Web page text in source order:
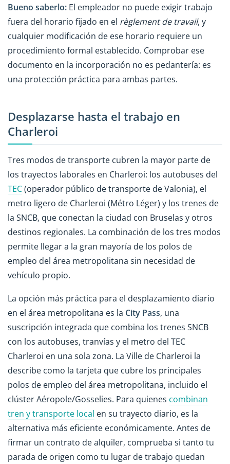
Bueno saberlo: El empleador no puede exigir trabajo
fuera del horario fijado en el règlement de travail, y
cualquier modificación de ese horario requiere un
procedimiento formal establecido. Comprobar ese
documento en la incorporación no es pedantería: es
una protección práctica para ambas partes.
Desplazarse hasta el trabajo en
Charleroi
Tres modos de transporte cubren la mayor parte de
los trayectos laborales en Charleroi: los autobuses del
TEC(operador público de transporte de Valonia), el
metro ligero de Charleroi (Métro Léger) y los trenes de
la SNCB, que conectan la ciudad con Bruselas y otros
destinos regionales. La combinación de los tres modos
permite llegar a la gran mayoría de los polos de
empleo del área metropolitana sin necesidad de
vehículo propio.
La opción más práctica para el desplazamiento diario
en el área metropolitana es la City Pass, una
suscripción integrada que combina los trenes SNCB
con los autobuses, tranvías y el metro del TEC
Charleroi en una sola zona. La Ville de Charleroi la
describe como la tarjeta que cubre los principales
polos de empleo del área metropolitana, incluido el
clúster Aéropole/Gosselies. Para quienes combinan
tren y transporte local en su trayecto diario, es la
alternativa más eficiente económicamente. Antes de
firmar un contrato de alquiler, comprueba si tanto tu
parada de origen como tu lugar de trabajo quedan